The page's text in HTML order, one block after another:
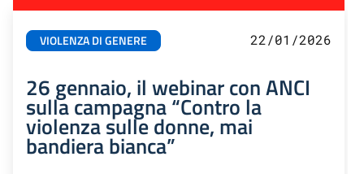
VIOLENZA DI GENERE 22/01/2026
26 gennaio, il webinar con ANCI
sulla campagna “Contro la
violenza sulle donne, mai
bandiera bianca”